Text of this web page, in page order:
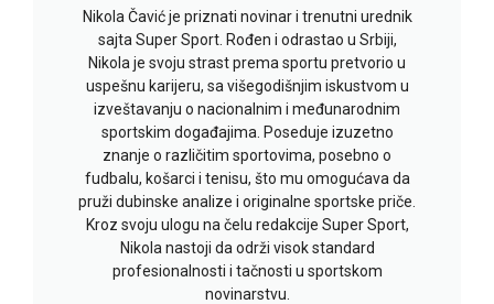
Nikola Čavić je priznati novinar i trenutni urednik
sajta Super Sport. Rođen i odrastao u Srbiji,
Nikola je svoju strast prema sportu pretvorio u
uspešnu karijeru, sa višegodišnjim iskustvom u
izveštavanju o nacionalnim i međunarodnim
sportskim događajima. Poseduje izuzetno
znanje o različitim sportovima, posebno o
fudbalu, košarci i tenisu, što mu omogućava da
pruži dubinske analize i originalne sportske priče.
Kroz svoju ulogu na čelu redakcije Super Sport,
Nikola nastoji da održi visok standard
profesionalnosti i tačnosti u sportskom
novinarstvu.